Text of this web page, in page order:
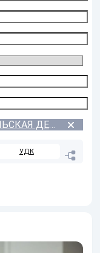
Ключ. фраза: ПРЕДПРИНИМАТЕЛЬСКАЯ ДЕЯТЕЛЬНОСТЬ
УДК